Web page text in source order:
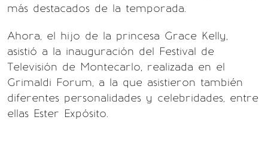
más destacados de la temporada.
Ahora, el hijo de la princesa Grace Kelly,
asistió a la inauguración del Festival de
Televisión de Montecarlo, realizada en el
Grimaldi Forum, a la que asistieron también
diferentes personalidades y celebridades, entre
ellas Ester Expósito.